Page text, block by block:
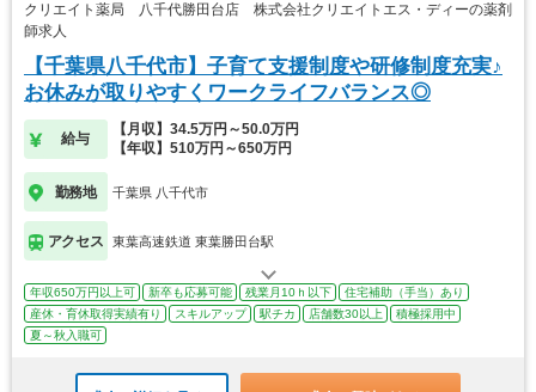
クリエイト薬局 八千代勝田台店 株式会社クリエイトエス・ディーの薬剤
師求人
【千葉県八千代市】子育て支援制度や研修制度充実♪
お休みが取りやすくワークライフバランス◎
給与
【月収】34.5万円～50.0万円
【年収】510万円～650万円
勤務地 千葉県 八千代市
アクセス 東葉高速鉄道 東葉勝田台駅
年収650万円以上可 新卒も応募可能 残業月10ｈ以下
住宅補助（手当）あり
産休・育休取得実績有り
スキルアップ 駅チカ 店舗数30以上
積極採用中
夏～秋入職可